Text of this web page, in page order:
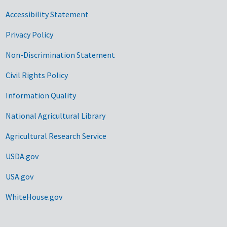
Accessibility Statement
Privacy Policy
Non-Discrimination Statement
Civil Rights Policy
Information Quality
National Agricultural Library
Agricultural Research Service
USDA.gov
USA.gov
WhiteHouse.gov